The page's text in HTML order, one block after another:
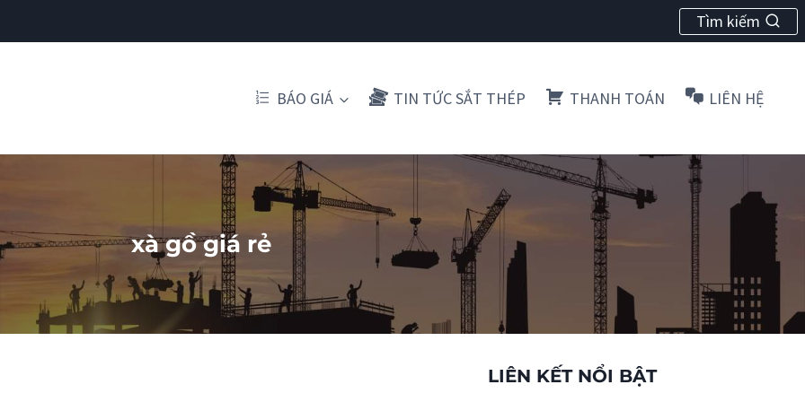
Tìm kiếm
BÁO GIÁ TIN TỨC SẮT THÉP THANH TOÁN LIÊN HỆ
xà gồ giá rẻ
LIÊN KẾT NỔI BẬT